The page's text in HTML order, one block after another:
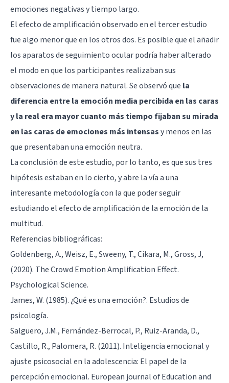
emociones negativas y tiempo largo.
El efecto de amplificación observado en el tercer estudio
fue algo menor que en los otros dos. Es posible que el añadir
los aparatos de seguimiento ocular podría haber alterado
el modo en que los participantes realizaban sus
observaciones de manera natural. Se observó que la
diferencia entre la emoción media percibida en las caras
y la real era mayor cuanto más tiempo fijaban su mirada
en las caras de emociones más intensasy menos en las
que presentaban una emoción neutra.
La conclusión de este estudio, por lo tanto, es que sus tres
hipótesis estaban en lo cierto, y abre la vía a una
interesante metodología con la que poder seguir
estudiando el efecto de amplificación de la emoción de la
multitud.
Referencias bibliográficas:
Goldenberg, A., Weisz, E., Sweeny, T., Cikara, M., Gross, J,
(2020). The Crowd Emotion Amplification Effect.
Psychological Science.
James, W. (1985). ¿Qué es una emoción?. Estudios de
psicología.
Salguero, J.M., Fernández-Berrocal, P., Ruiz-Aranda, D.,
Castillo, R., Palomera, R. (2011). Inteligencia emocional y
ajuste psicosocial en la adolescencia: El papel de la
percepción emocional. European journal of Education and